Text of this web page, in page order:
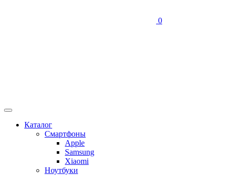
0
Каталог
Смартфоны
Apple
Samsung
Xiaomi
Ноутбуки